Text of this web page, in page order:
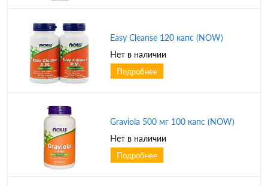
Easy Cleanse 120 капс (NOW)
Нет в наличии
Подробнее
Graviola 500 мг 100 капс (NOW)
Нет в наличии
Подробнее